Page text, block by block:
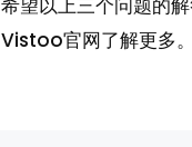
希望以上三个问题的
Vistoo官网了解更多